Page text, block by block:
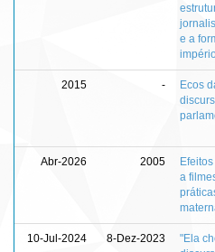
e a
2015 -
Ecos
Abr-2026 2005
a
10-Jul-2024 8-Dez-2023
"Ela